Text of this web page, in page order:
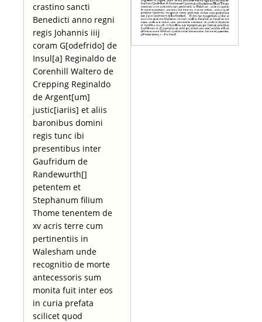
crastino sancti
Benedicti anno regni
regis Johannis iiij
coram G[odefrido] de
Insul[a] Reginaldo de
Corenhill Waltero de
Crepping Reginaldo
de Argent[um]
justic[iariis] et aliis
baronibus domini
regis tunc ibi
presentibus inter
Gaufridum de
Randewurth[]
petentem et
Stephanum filium
Thome tenentem de
xv acris terre cum
pertinentiis in
Walesham unde
recognitio de morte
antecessoris sum
monita fuit inter eos
in curia prefata
scilicet quod